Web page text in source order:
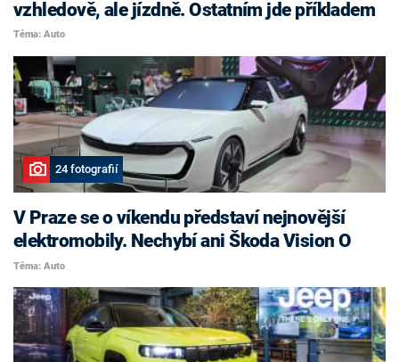
vzhledově, ale jízdně. Ostatním jde příkladem
Téma: Auto
24 fotografií
V Praze se o víkendu představí nejnovější
elektromobily. Nechybí ani Škoda Vision O
Téma: Auto